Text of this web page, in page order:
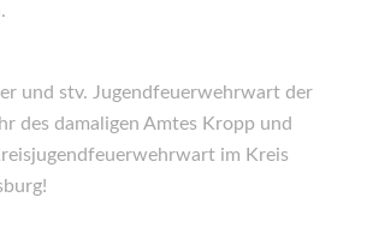
und stv. Jugendfeuerwehrwart der
des damaligen Amtes Kropp und
im Kreis